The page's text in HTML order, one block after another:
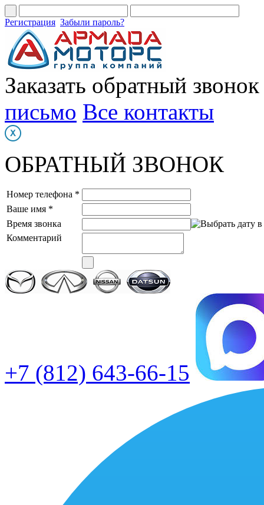
Регистрация Забыли пароль?
Заказать обратный звонок
письмо Все контакты
ОБРАТНЫЙ ЗВОНОК
Номер телефона *
Ваше имя *
Время звонка
Комментарий
+7 (812) 643-66-15